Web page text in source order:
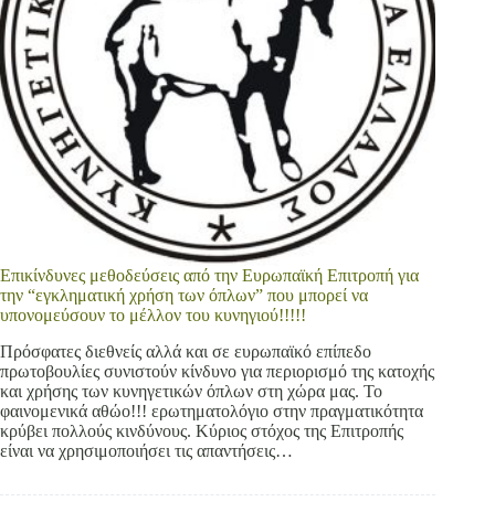
Επικίνδυνες μεθοδεύσεις από την Ευρωπαϊκή Επιτροπή για
την “εγκληματική χρήση των όπλων” που μπορεί να
υπονομεύσουν το μέλλον του κυνηγιού!!!!!
Πρόσφατες διεθνείς αλλά και σε ευρωπαϊκό επίπεδο
πρωτοβουλίες συνιστούν κίνδυνο για περιορισμό της κατοχής
και χρήσης των κυνηγετικών όπλων στη χώρα μας. Το
φαινομενικά αθώο!!! ερωτηματολόγιο στην πραγματικότητα
κρύβει πολλούς κινδύνους. Κύριος στόχος της Επιτροπής
είναι να χρησιμοποιήσει τις απαντήσεις…